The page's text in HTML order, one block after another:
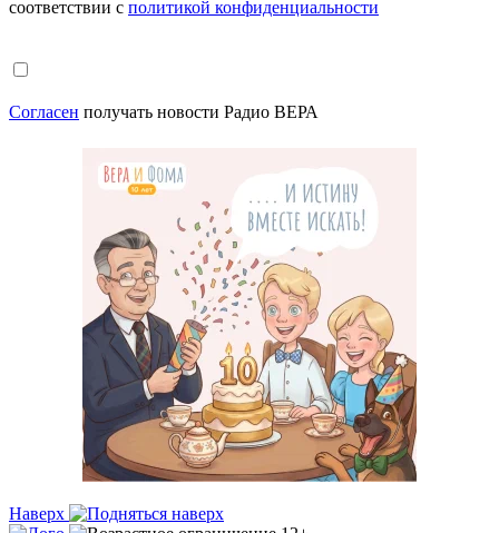
соответствии с политикой конфиденциальности
Согласен получать новости Радио ВЕРА
Наверх